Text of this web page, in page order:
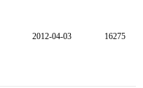
2012-04-03 16275